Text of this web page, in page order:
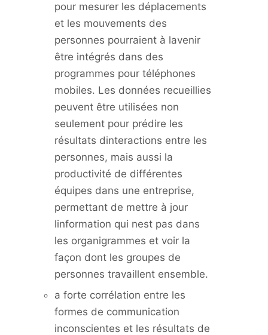
pour mesurer les déplacements
et les mouvements des
personnes pourraient à lavenir
être intégrés dans des
programmes pour téléphones
mobiles. Les données recueillies
peuvent être utilisées non
seulement pour prédire les
résultats dinteractions entre les
personnes, mais aussi la
productivité de différentes
équipes dans une entreprise,
permettant de mettre à jour
linformation qui nest pas dans
les organigrammes et voir la
façon dont les groupes de
personnes travaillent ensemble.
a forte corrélation entre les
formes de communication
inconscientes et les résultats de